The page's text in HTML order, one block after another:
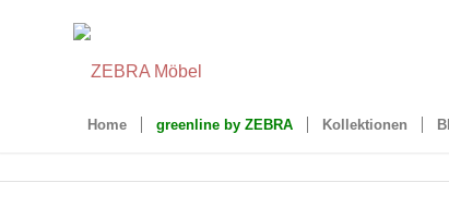
Home greenline by ZEBRA Kollektionen